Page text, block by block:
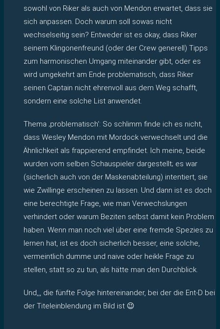
sowohl von Riker als auch von Mendon erwartet, dass sie
sich anpassen. Doch warum soll sowas nicht
wechselseitig sein? Entweder ist es okay, dass Riker
seinem Klingonenfreund (oder der Crew generell) Tipps
zum harmonischen Umgang miteinander gibt, oder es
wird umgekehrt am Ende problematisch, dass Riker
seinen Captain nicht ehrenvoll aus dem Weg schafft,
sondern eine solche List anwendet.
Thema ‚problematisch‘: So schlimm finde ich es nicht,
dass Wesley Mendon mit Mordock verwechselt und die
Ähnlichkeit als frappierend empfindet. Ich meine, beide
wurden vom selben Schauspieler dargestellt; es war
(sicherlich auch von der Maskenabteilung) intentiert, sie
wie Zwillinge erscheinen zu lassen. Und dann ist es doch
eine berechtigte Frage, wie man Verwechslungen
verhindert oder warum Beziten selbst damit kein Problem
haben. Wenn man noch viel über eine fremde Spezies zu
lernen hat, ist es doch sicherlich besser, eine solche,
vermeintlich dumme und naive oder heikle Frage zu
stellen, statt so zu tun, als hätte man den Durchblick.
Und,,, die fünfte Folge hintereinander, bei der die Ent-D bei
der Titeleinblendung im Bild ist 😉